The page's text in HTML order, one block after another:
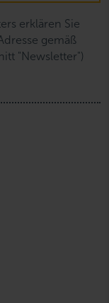
erklären Sie
gemäß
"Newsletter")